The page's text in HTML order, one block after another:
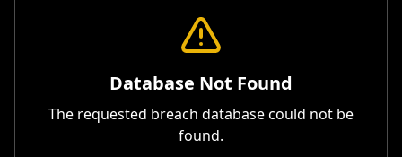
Database Not Found
The requested breach database could not be
found.